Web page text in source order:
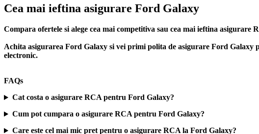
Cea mai ieftina asigurare Ford Galaxy
Compara ofertele si alege cea mai competitiva sau cea mai ieftina asigurare
Achita asigurarea Ford Galaxy si vei primi polita de asigurare Ford Galaxy
electronic.
FAQs
Cat costa o asigurare RCA pentru Ford Galaxy?
Cum pot cumpara o asigurare RCA pentru Ford Galaxy?
Care este cel mai mic pret pentru o asigurare RCA la Ford Galaxy?